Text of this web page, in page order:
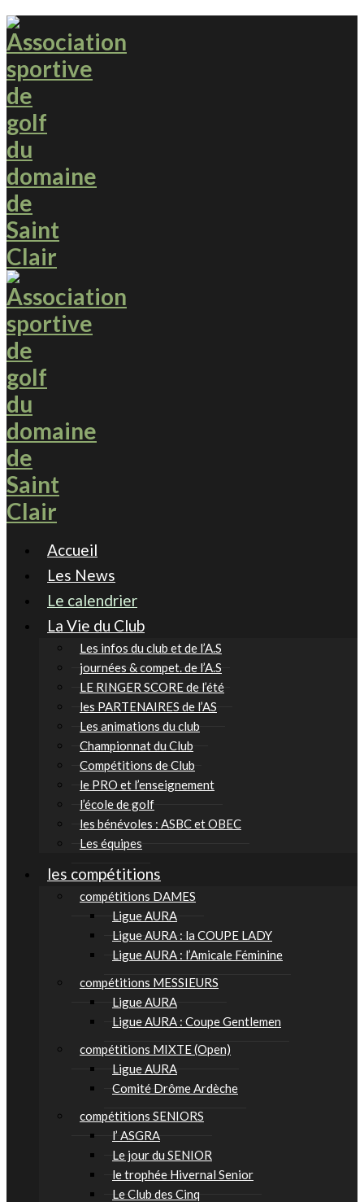
Accueil
Les News
Le calendrier
La Vie du Club
Les infos du club et de l’A.S
journées & compet. de l’A.S
LE RINGER SCORE de l’été
les PARTENAIRES de l’AS
Les animations du club
Championnat du Club
Compétitions de Club
le PRO et l’enseignement
l’école de golf
les bénévoles : ASBC et OBEC
Les équipes
les compétitions
compétitions DAMES
Ligue AURA
Ligue AURA : la COUPE LADY
Ligue AURA : l’Amicale Féminine
compétitions MESSIEURS
Ligue AURA
Ligue AURA : Coupe Gentlemen
compétitions MIXTE (Open)
Ligue AURA
Comité Drôme Ardèche
compétitions SENIORS
l’ ASGRA
Le jour du SENIOR
le trophée Hivernal Senior
Le Club des Cinq